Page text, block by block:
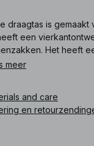
draagtas is gemaakt
een
Het heeft
banden.
:1100-
meer
and care
en